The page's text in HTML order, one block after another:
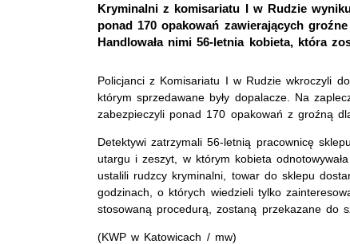
Kryminalni z komisariatu I w Rudzie
ponad 170 opakowań zawierających
Handlowała nimi 56-letnia kobieta, która
Policjanci z Komisariatu I w Rudzie wkroczyli
którym sprzedawane były dopalacze. Na
zabezpieczyli ponad 170 opakowań z groźną
Detektywi zatrzymali 56-letnią pracownicę
utargu i zeszyt, w którym kobieta
ustalili rudzcy kryminalni, towar do sklepu
godzinach, o których wiedzieli tylko
stosowaną procedurą, zostaną przekazane do
(KWP w Katowicach / mw)